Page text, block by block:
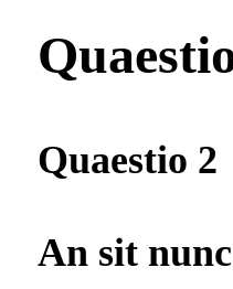
Quaestio 2
An sit